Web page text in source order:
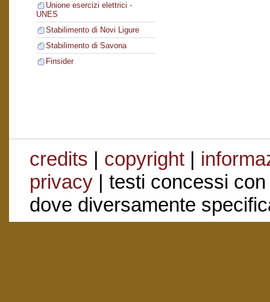
Unione esercizi elettrici -
UNES
Stabilimento di Novi Ligure
Stabilimento di Savona
Finsider
credits | copyright|
privacy| testi concessi
dove diversamente